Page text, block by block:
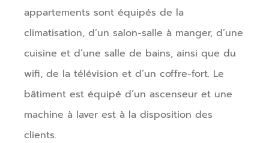
appartements sont équipés de la
climatisation, d’un salon-salle à manger, d’une
cuisine et d’une salle de bains, ainsi que du
wifi, de la télévision et d’un coffre-fort. Le
bâtiment est équipé d’un ascenseur et une
machine à laver est à la disposition des
clients.